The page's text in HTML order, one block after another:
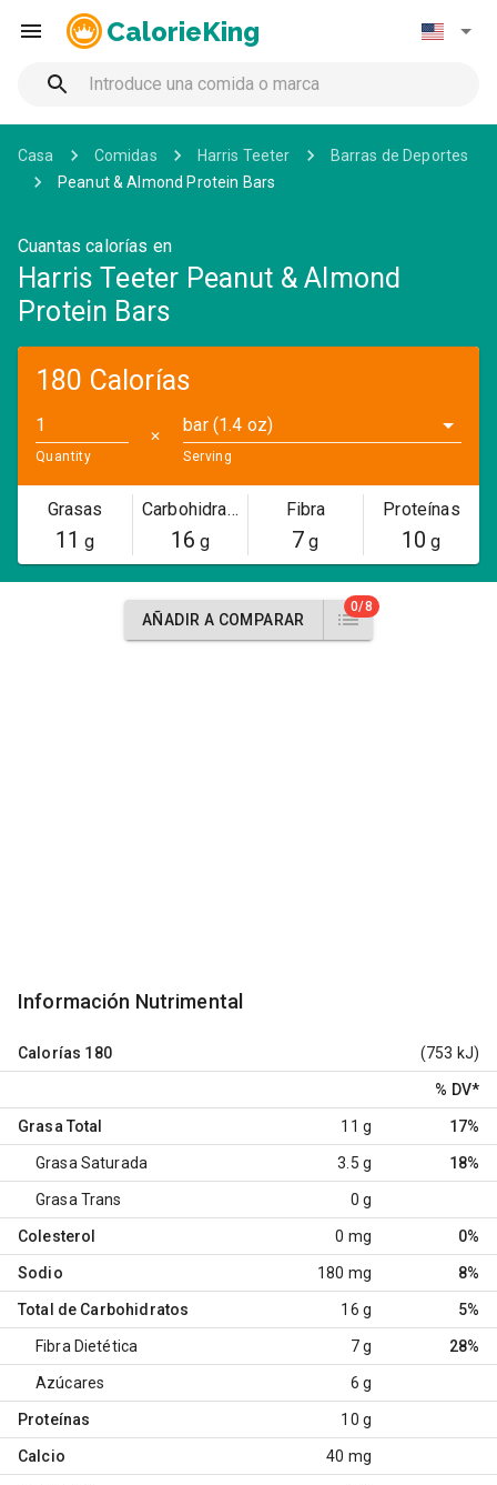
CalorieKing
Casa Comidas Harris Teeter
Barras de Deportes
Peanut & Almond Protein Bars
Cuantas calorías en
Harris Teeter Peanut & Almond
Protein Bars
180 Calorías
Quantity
✕
bar (1.4 oz)
Serving
Grasas
11 g
Carbohidratos
16 g
Fibra
7 g
Proteínas
10 g
AÑADIR A COMPARAR
0/8
Información Nutrimental
Calorías 180 (753 kJ)
% DV*
Grasa Total 11 g 17%
Grasa Saturada 3.5 g 18%
Grasa Trans 0 g
Colesterol 0 mg 0%
Sodio 180 mg 8%
Total de Carbohidratos 16 g 5%
Fibra Dietética 7 g 28%
Azúcares 6 g
Proteínas 10 g
Calcio 40 mg